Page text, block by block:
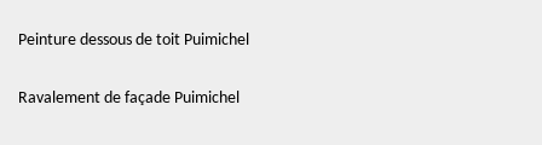
Peinture dessous de toit Puimichel
Ravalement de façade Puimichel